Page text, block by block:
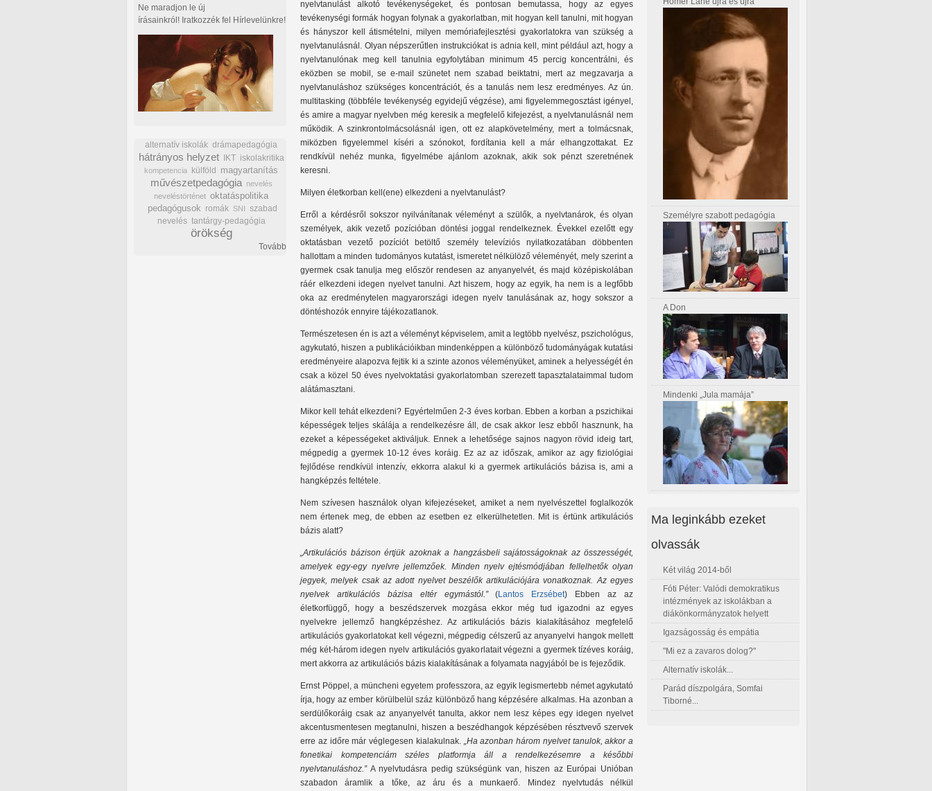
nyelvtanulást alkotó tevékenységeket, és pontosan bemutassa, hogy az egyes
tevékenységi formák hogyan folynak a gyakorlatban, mit hogyan kell tanulni, mit hogyan
és hányszor kell átismételni, milyen memóriafejlesztési gyakorlatokra van szükség a
nyelvtanulásnál. Olyan népszerűtlen instrukciókat is adnia kell, mint például azt, hogy a
nyelvtanulónak meg kell tanulnia egyfolytában minimum 45 percig koncentrálni, és
eközben se mobil, se e-mail szünetet nem szabad beiktatni, mert az megzavarja a
nyelvtanuláshoz szükséges koncentrációt, és a tanulás nem lesz eredményes. Az ún.
multitasking (többféle tevékenység egyidejű végzése), ami figyelemmegosztást igényel,
és amire a magyar nyelvben még keresik a megfelelő kifejezést, a nyelvtanulásnál nem
működik. A szinkrontolmácsolásnál igen, ott ez alapkövetelmény, mert a tolmácsnak,
miközben figyelemmel kíséri a szónokot, fordítania kell a már elhangzottakat. Ez
rendkívül nehéz munka, figyelmébe ajánlom azoknak, akik sok pénzt szeretnének
keresni.
Milyen életkorban kell(ene) elkezdeni a nyelvtanulást?
Erről a kérdésről sokszor nyilvánítanak véleményt a szülők, a nyelvtanárok, és olyan
személyek, akik vezető pozícióban döntési joggal rendelkeznek. Évekkel ezelőtt egy
oktatásban vezető pozíciót betöltő személy televíziós nyilatkozatában döbbenten
hallottam a minden tudományos kutatást, ismeretet nélkülöző véleményét, mely szerint a
gyermek csak tanulja meg először rendesen az anyanyelvét, és majd középiskolában
ráér elkezdeni idegen nyelvet tanulni. Azt hiszem, hogy az egyik, ha nem is a legfőbb
oka az eredménytelen magyarországi idegen nyelv tanulásának az, hogy sokszor a
döntéshozók ennyire tájékozatlanok.
Természetesen én is azt a véleményt képviselem, amit a legtöbb nyelvész, pszichológus,
agykutató, hiszen a publikációikban mindenképpen a különböző tudományágak kutatási
eredményeire alapozva fejtik ki a szinte azonos véleményüket, aminek a helyességét én
csak a közel 50 éves nyelvoktatási gyakorlatomban szerezett tapasztalataimmal tudom
alátámasztani.
Mikor kell tehát elkezdeni? Egyértelműen 2-3 éves korban. Ebben a korban a pszichikai
képességek teljes skálája a rendelkezésre áll, de csak akkor lesz ebből hasznunk, ha
ezeket a képességeket aktiváljuk. Ennek a lehetősége sajnos nagyon rövid ideig tart,
mégpedig a gyermek 10-12 éves koráig. Ez az az időszak, amikor az agy fiziológiai
fejlődése rendkívül intenzív, ekkorra alakul ki a gyermek artikulációs bázisa is, ami a
hangképzés feltétele.
Nem szívesen használok olyan kifejezéseket, amiket a nem nyelvészettel foglalkozók
nem értenek meg, de ebben az esetben ez elkerülhetetlen. Mit is értünk artikulációs
bázis alatt?
„Artikulációs bázison értjük azoknak a hangzásbeli sajátosságoknak az összességét,
amelyek egy-egy nyelvre jellemzőek. Minden nyelv ejtésmódjában fellelhetők olyan
jegyek, melyek csak az adott nyelvet beszélők artikulációjára vonatkoznak. Az egyes
nyelvek artikulációs bázisa eltér egymástól.”(Lantos Erzsébet) Ebben az az
életkorfüggő, hogy a beszédszervek mozgása ekkor még tud igazodni az egyes
nyelvekre jellemző hangképzéshez. Az artikulációs bázis kialakításához megfelelő
artikulációs gyakorlatokat kell végezni, mégpedig célszerű az anyanyelvi hangok mellett
még két-három idegen nyelv artikulációs gyakorlatait végezni a gyermek tízéves koráig,
mert akkorra az artikulációs bázis kialakításának a folyamata nagyjából be is fejeződik.
Ernst Pöppel, a müncheni egyetem professzora, az egyik legismertebb német agykutató
írja, hogy az ember körülbelül száz különböző hang képzésére alkalmas. Ha azonban a
serdülőkoráig csak az anyanyelvét tanulta, akkor nem lesz képes egy idegen nyelvet
akcentusmentesen megtanulni, hiszen a beszédhangok képzésében résztvevő szervek
erre az időre már véglegesen kialakulnak. „Ha azonban három nyelvet tanulok, akkor a
fonetikai kompetenciám széles platformja áll a rendelkezésemre a későbbi
nyelvtanuláshoz.”A nyelvtudásra pedig szükségünk van, hiszen az Európai Unióban
szabadon áramlik a tőke, az áru és a munkaerő. Mindez nyelvtudás nélkül
Ne maradjon le új
írásainkról! Iratkozzék fel Hírlevelünkre!
alternatív iskolák drámapedagógia
hátrányos helyzet IKT iskolakritika
kompetencia külföld magyartanítás
művészetpedagógia
nevelés
neveléstörténet oktatáspolitika
pedagógusok romák SNI szabad
nevelés tantárgy-pedagógia
örökség
Tovább
Személyre szabott pedagógia
A Don
Mindenki „Jula mamája”
Ma leginkább ezeket
olvassák
Két világ 2014-ből
Fóti Péter: Valódi demokratikus
intézmények az iskolákban a
diákönkormányzatok helyett
Igazságosság és empátia
"Mi ez a zavaros dolog?"
Alternatív iskolák...
Parád díszpolgára, Somfai
Tiborné...